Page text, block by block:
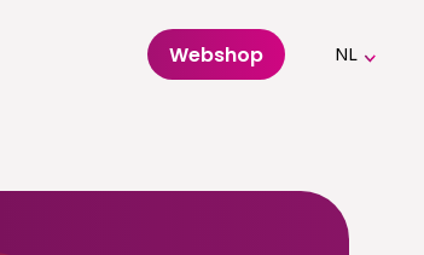
Webshop NL